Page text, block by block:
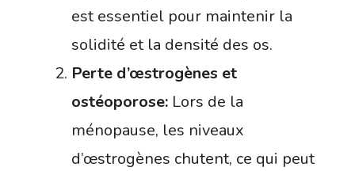
est essentiel pour maintenir la
solidité et la densité des os.
Perte d’œstrogènes et
ostéoporose: Lors de la
ménopause, les niveaux
d’œstrogènes chutent, ce qui peut